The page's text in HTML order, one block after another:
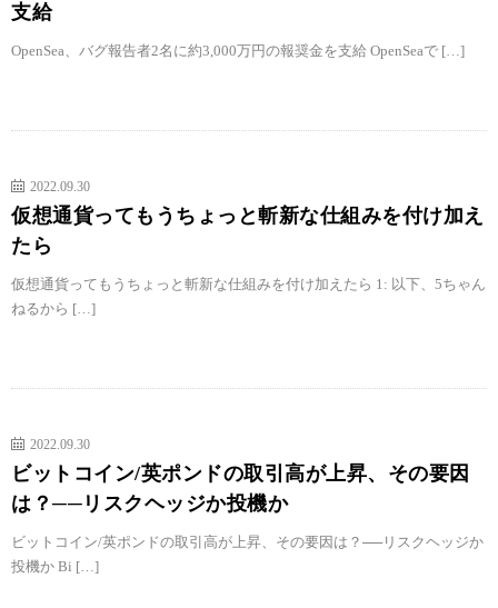
支給
OpenSea、バグ報告者2名に約3,000万円の報奨金を支給 OpenSeaで […]
2022.09.30
仮想通貨ってもうちょっと斬新な仕組みを付け加え
たら
仮想通貨ってもうちょっと斬新な仕組みを付け加えたら 1: 以下、5ちゃん
ねるから […]
2022.09.30
ビットコイン/英ポンドの取引高が上昇、その要因
は？──リスクヘッジか投機か
ビットコイン/英ポンドの取引高が上昇、その要因は？──リスクヘッジか
投機か Bi […]